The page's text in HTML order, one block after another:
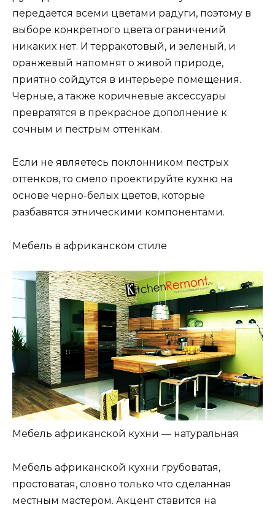
передается всеми цветами радуги, поэтому в
выборе конкретного цвета ограничений
никаких нет. И терракотовый, и зеленый, и
оранжевый напомнят о живой природе,
приятно сойдутся в интерьере помещения.
Черные, а также коричневые аксессуары
превратятся в прекрасное дополнение к
сочным и пестрым оттенкам.
Если не являетесь поклонником пестрых
оттенков, то смело проектируйте кухню на
основе черно-белых цветов, которые
разбавятся этническими компонентами.
Мебель в африканском стиле
Мебель африканской кухни — натуральная
Мебель африканской кухни грубоватая,
простоватая, словно только что сделанная
местным мастером. Акцент ставится на